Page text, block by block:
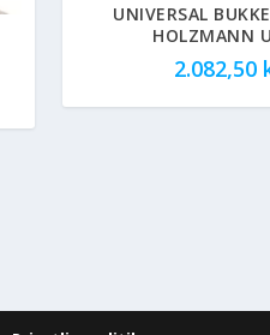
UNIVERSAL
HOLZMANN
2.082,50